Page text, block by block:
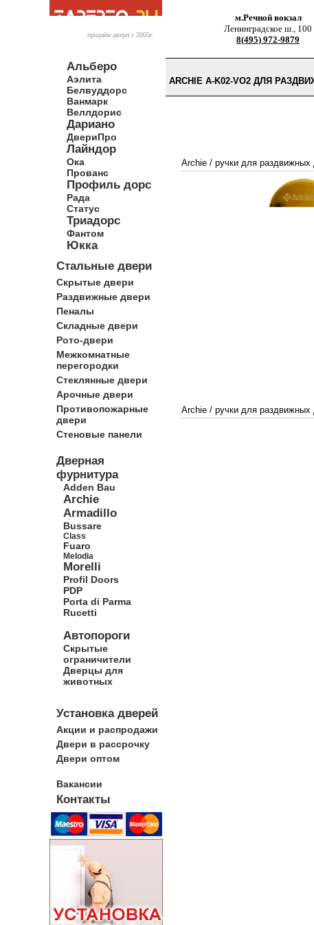
продаём двери c 2005г
Альберо
Аэлита
Белвуддорс
Ванмарк
Веллдорис
Дариано
ДвериПро
Лайндор
Ока
Прованс
Профиль дорс
Рада
Статус
Триадорс
Фантом
Юкка
Стальные двери
Скрытые двери
Раздвижные двери
Пеналы
Складные двери
Рото-двери
Межкомнатные
перегородки
Стеклянные двери
Арочные двери
Противопожарные
двери
Стеновые панели
Дверная
фурнитура
Adden Bau
Archie
Armadillo
Bussare
Class
Fuaro
Melodia
Morelli
Profil Doors
PDP
Porta di Parma
Rucetti
Автопороги
Скрытые
ограничители
Дверцы для
животных
Установка дверей
Акции и распродажи
Двери в рассрочку
Двери оптом
Вакансии
Контакты
м.Речной вокзал
Ленинградское ш., 100
8(495) 972-9879
ARCHIE A-K02-VO2 ДЛЯ
Archie / ручки для раздвижных
Archie / ручки для раздвижных